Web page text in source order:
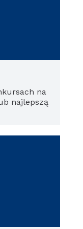
na
najlepszą